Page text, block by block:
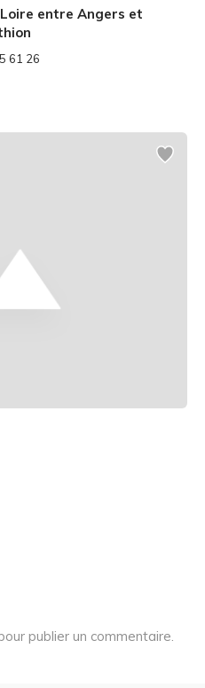
entre Angers et
61 26
publier un commentaire.